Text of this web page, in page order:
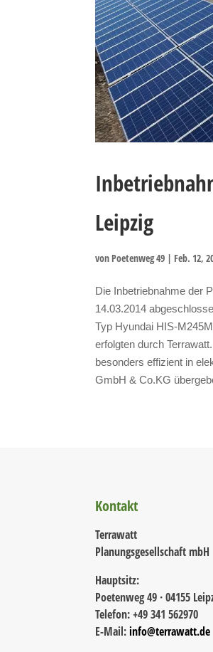
Leipzig
von Poetenweg 49 | Feb. 12,
Die Inbetriebnahme der
14.03.2014
Typ Hyundai HIS-
erfolgten durch
besonders effizient in
GmbH & Co.KG
Kontakt
Terrawatt
Planungsgesellschaft mbH
Hauptsitz:
Poetenweg 49 · 04155
Telefon: +49 341 562970
E-Mail:info@terrawatt.de